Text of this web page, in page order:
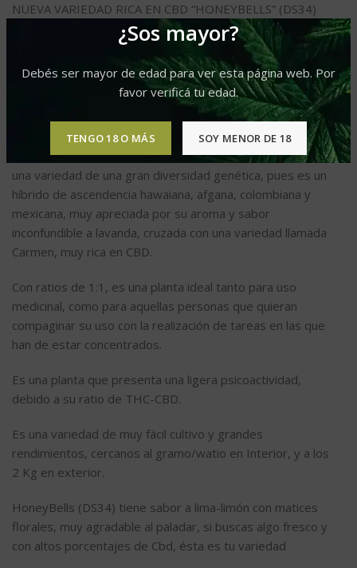
¿Sos mayor?
Debés ser mayor de edad para ver esta página web. Por
favor verificá tu edad.
TENGO 18 O MÁS SOY MENOR DE 18
NUEVA VARIEDAD RICA EN CBD “HONEYBELLS” (DS34)
Tras más de dos años de investigación y desarrollo, el
equipo de I+D de Delicious Seeds presenta la nueva
variedad de semillas de marihuana llamada HoneyBells
(DS34), una variedad con alto contenido en Cbd.
HoneyBells es el fruto del cruce entre nuestra Caramelo
(DS20) (LavenderXLavender) con características sativas,
una variedad de una gran diversidad genética, pues es un
híbrido de ascendencia hawaiana, afgana, colombiana y
mexicana, muy apreciada por su aroma y sabor
inconfundible a lavanda, cruzada con una variedad llamada
Carmen, muy rica en CBD.
Con ratios de 1:1, es una planta ideal tanto para uso
medicinal, como para aquellas personas que quieran
compaginar su uso con la realización de tareas en las que
han de estar concentrados.
Es una planta que presenta una ligera psicoactividad,
debido a su ratio de THC-CBD.
Es una variedad de muy fácil cultivo y grandes
rendimientos, cercanos al gramo/watio en Interior, y a los
2 Kg en exterior.
HoneyBells (DS34) tiene sabor a lima-limón con matices
florales, muy agradable al paladar, si buscas algo fresco y
con altos porcentajes de Cbd, ésta es tu variedad